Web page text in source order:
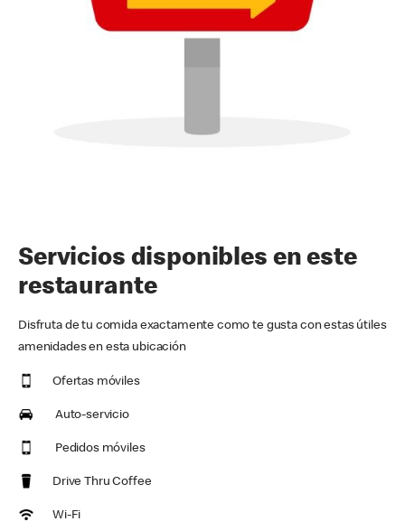
Servicios disponibles en este
restaurante
Disfruta de tu comida exactamente como te gusta con estas útiles
amenidades en esta ubicación
Ofertas móviles
Auto-servicio
Pedidos móviles
Drive Thru Coffee
Wi-Fi